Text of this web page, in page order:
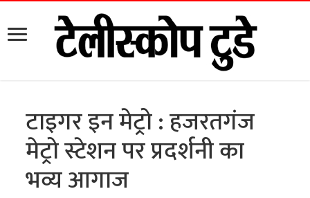
टाइगर इन मेट्रो : हजरतगंज
मेट्रो स्टेशन पर प्रदर्शनी का
भव्य आगाज